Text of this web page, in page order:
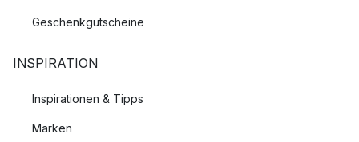
Geschenkgutscheine
INSPIRATION
Inspirationen & Tipps
Marken